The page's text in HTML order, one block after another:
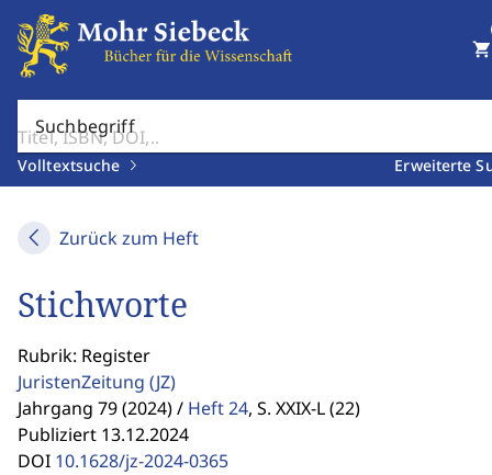
Suchbegriff
Volltextsuche Erweiterte
shopping_cart
Zurück zum Heft
Stichworte
Rubrik: Register
JuristenZeitung (JZ)
Jahrgang 79 (2024) / Heft 24, S. XXIX-L (22)
Publiziert 13.12.2024
DOI 10.1628/jz-2024-0365